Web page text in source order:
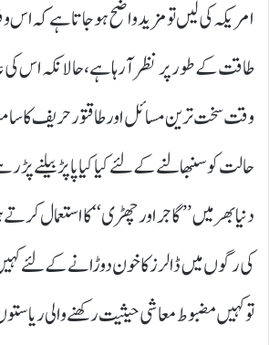
امریکہ کی لیں تو مزید واضح ہو جاتا ہے کہ اس
طاقت کے طور پر نظر آ رہا ہے،حالانکہ اس کی
وقت سخت ترین مسائل اور طاقتور حریف کا
حالت کو سنبھالنے کے لئے کیا کیا پاپڑ بیلنے
دنیا بھر میں ’’ گاجر اور چھڑی‘‘ کا استعمال
کی رگوں میں ڈالرز کا خون دوڑانے کے لئے
تو کہیں مضبوط معاشی حیثیت رکھنے والی